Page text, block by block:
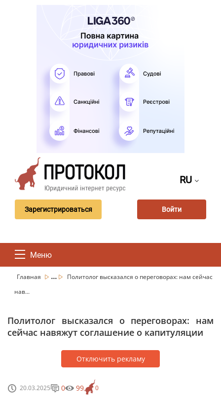
RU
Зарегистрироваться Войти
Меню
Главная ...
Политолог высказался о переговорах: нам сейчас
нав...
Политолог высказался о переговорах: нам
сейчас навяжут соглашение о капитуляции
Отключить рекламу
20.03.2025 0
0 99